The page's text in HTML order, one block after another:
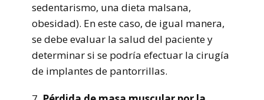
sedentarismo, una dieta malsana,
obesidad). En este caso, de igual manera,
se debe evaluar la salud del paciente y
determinar si se podría efectuar la cirugía
de implantes de pantorrillas.